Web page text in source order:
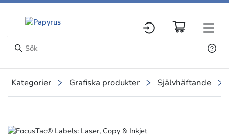
Kategorier Grafiska produkter Självhäftande
Slide 1 of 1